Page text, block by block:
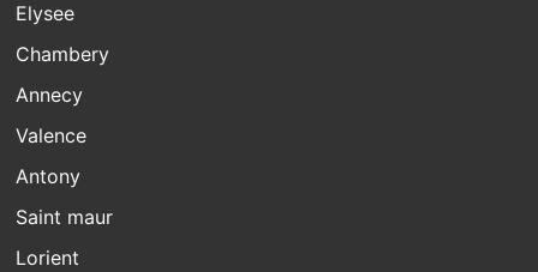
Elysee
Chambery
Annecy
Valence
Antony
Saint maur
Lorient